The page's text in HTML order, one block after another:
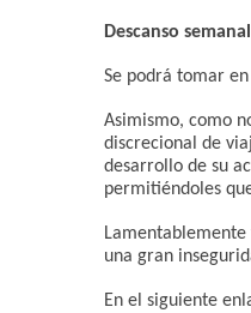
Descanso
Se podrá tomar
Asimismo, como
discrecional de
desarrollo de su
permitiéndoles
una gran
En el siguiente